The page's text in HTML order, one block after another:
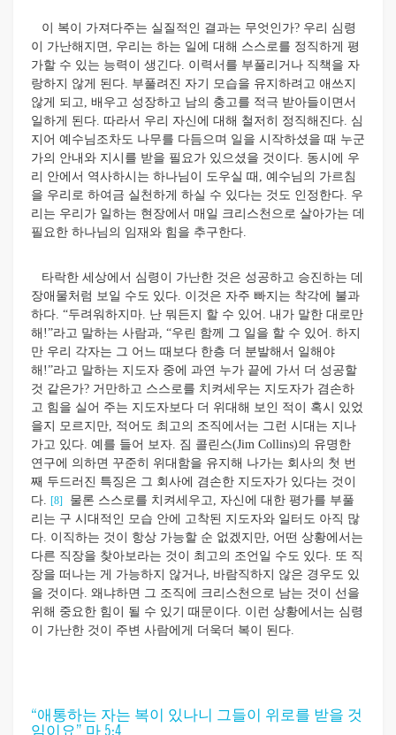
이 복이 가져다주는 실질적인 결과는 무엇인가? 우리 심령
이 가난해지면, 우리는 하는 일에 대해 스스로를 정직하게 평
가할 수 있는 능력이 생긴다. 이력서를 부풀리거나 직책을 자
랑하지 않게 된다. 부풀려진 자기 모습을 유지하려고 애쓰지
않게 되고, 배우고 성장하고 남의 충고를 적극 받아들이면서
일하게 된다. 따라서 우리 자신에 대해 철저히 정직해진다. 심
지어 예수님조차도 나무를 다듬으며 일을 시작하셨을 때 누군
가의 안내와 지시를 받을 필요가 있으셨을 것이다. 동시에 우
리 안에서 역사하시는 하나님이 도우실 때, 예수님의 가르침
을 우리로 하여금 실천하게 하실 수 있다는 것도 인정한다. 우
리는 우리가 일하는 현장에서 매일 크리스천으로 살아가는 데
필요한 하나님의 임재와 힘을 추구한다.
타락한 세상에서 심령이 가난한 것은 성공하고 승진하는 데
장애물처럼 보일 수도 있다. 이것은 자주 빠지는 착각에 불과
하다. “두려워하지마. 난 뭐든지 할 수 있어. 내가 말한 대로만
해!”라고 말하는 사람과, “우린 함께 그 일을 할 수 있어. 하지
만 우리 각자는 그 어느 때보다 한층 더 분발해서 일해야
해!”라고 말하는 지도자 중에 과연 누가 끝에 가서 더 성공할
것 같은가? 거만하고 스스로를 치켜세우는 지도자가 겸손하
고 힘을 실어 주는 지도자보다 더 위대해 보인 적이 혹시 있었
을지 모르지만, 적어도 최고의 조직에서는 그런 시대는 지나
가고 있다. 예를 들어 보자. 짐 콜린스(Jim Collins)의 유명한
연구에 의하면 꾸준히 위대함을 유지해 나가는 회사의 첫 번
째 두드러진 특징은 그 회사에 겸손한 지도자가 있다는 것이
다. [8]
물론 스스로를 치켜세우고, 자신에 대한 평가를 부풀
리는 구 시대적인 모습 안에 고착된 지도자와 일터도 아직 많
다. 이직하는 것이 항상 가능할 순 없겠지만, 어떤 상황에서는
다른 직장을 찾아보라는 것이 최고의 조언일 수도 있다. 또 직
장을 떠나는 게 가능하지 않거나, 바람직하지 않은 경우도 있
을 것이다. 왜냐하면 그 조직에 크리스천으로 남는 것이 선을
위해 중요한 힘이 될 수 있기 때문이다. 이런 상황에서는 심령
이 가난한 것이 주변 사람에게 더욱더 복이 된다.
“애통하는 자는 복이 있나니 그들이 위로를 받을 것
임이요” 마 5:4